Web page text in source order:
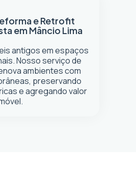
e Retrofit
em Mâncio Lima
antigos em espaços
Nosso serviço de
ambientes com
preservando
e agregando valor